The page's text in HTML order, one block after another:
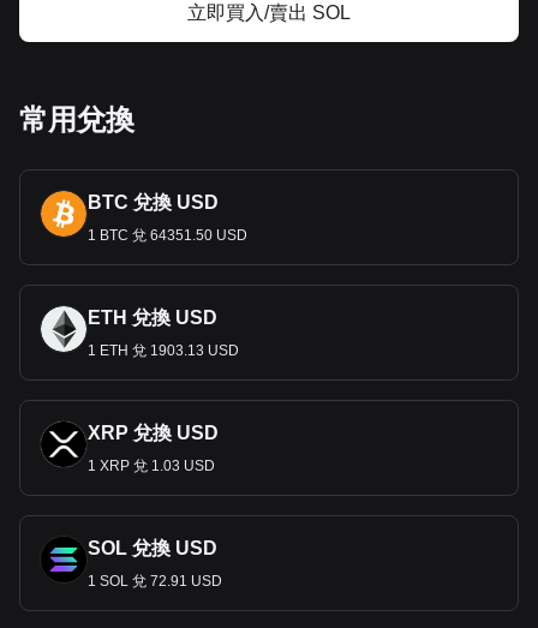
案。這些設計不僅充當金融交易的媒介，也提醒人們烏拉圭獨
比索在烏拉圭經濟中發揮核心作用，其特點是農業部門強勁、
旅遊業不斷發展以及服務業發達。作為主要交換媒介
貨幣政策與穩定度
在烏拉圭中央銀行的管理下，比索在經濟波動頻繁的地區保持
了相對穩定。央行貨幣政策的重點是維持穩定、控制通貨膨脹
以及創造有利於成長和投資的健康經濟環境。
國際貿易和烏拉圭比索
在國際貿易中，比索的穩定性至關重要，特別是對於烏拉圭的
牛肉、大豆和乳製品等出口產品而言。穩定的比索對於維持有
匯款和經濟影響
Bitget 加密貨幣與法幣兌換數據顯示，最受歡迎的
Solana 匯率是 SOL 兌換 UYU，Solana 的貨幣代碼是
立即買入/賣出 SOL
常用兌換
BTC 兌換 USD
1 BTC 兌 64351.50 USD
ETH 兌換 USD
1 ETH 兌 1903.13 USD
XRP 兌換 USD
1 XRP 兌 1.03 USD
SOL 兌換 USD
1 SOL 兌 72.91 USD